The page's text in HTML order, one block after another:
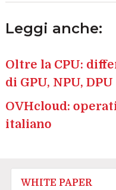
Leggi anche:
Oltre la CPU:
di GPU, NPU,
OVHcloud:
italiano
WHITE PAPER